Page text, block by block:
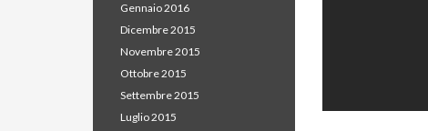
Gennaio 2016
Dicembre 2015
Novembre 2015
Ottobre 2015
Settembre 2015
Luglio 2015